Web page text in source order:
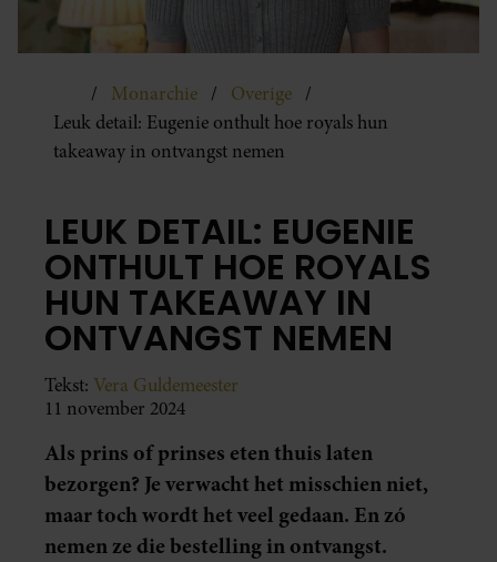
Monarchie
Overige
Leuk detail: Eugenie onthult hoe royals hun
takeaway in ontvangst nemen
LEUK DETAIL: EUGENIE
ONTHULT HOE ROYALS
HUN TAKEAWAY IN
ONTVANGST NEMEN
Tekst: Vera Guldemeester
11 november 2024
Als prins of prinses eten thuis laten
bezorgen? Je verwacht het misschien niet,
maar toch wordt het veel gedaan. En zó
nemen ze die bestelling in ontvangst.